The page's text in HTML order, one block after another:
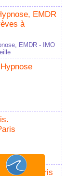
EMDR
à
EMDR - IMO
Paris